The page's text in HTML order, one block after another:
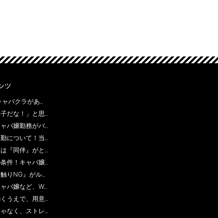
ツ
バクラがあ..
だな！」と思..
バ嬢勤務がバ..
について！当..
『同伴』がと..
件！キャバ嬢..
りNG』がル..
バ嬢など、W..
うえで、用意..
なく、ストレ..